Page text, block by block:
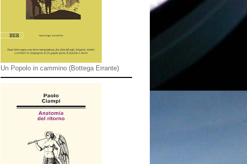
Un Popolo in cammino (Bottega Errante)